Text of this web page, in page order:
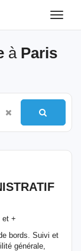
Toggle
à Paris
et +
bords. Suivi et
générale,